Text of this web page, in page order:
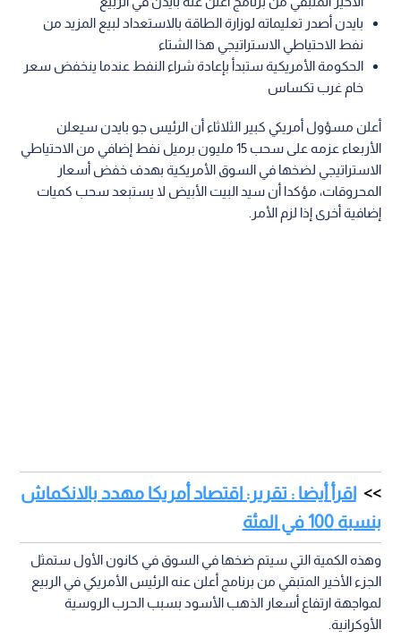
بايدن أصدر تعليماته لوزارة الطاقة بالاستعداد لبيع المزيد من
نفط الاحتياطي الاستراتيجي هذا الشتاء
الحكومة الأمريكية ستبدأ بإعادة شراء النفط عندما ينخفض سعر
خام غرب تكساس
أعلن مسؤول أمريكي كبير الثلاثاء أن الرئيس جو بايدن سيعلن
الأربعاء عزمه على سحب 15 مليون برميل نفط إضافي من الاحتياطي
الاستراتيجي لضخها في السوق الأمريكية بهدف خفض أسعار
المحروقات، مؤكدا أن سيد البيت الأبيض لا يستبعد سحب كميات
إضافية أخرى إذا لزم الأمر.
اقرأ أيضا : تقرير: اقتصاد أمريكا مهدد بالانكماش
بنسبة 100 في المئة
وهذه الكمية التي سيتم ضخها في السوق في كانون الأول ستمثل
الجزء الأخير المتبقي من برنامج أعلن عنه الرئيس الأمريكي في الربيع
لمواجهة ارتفاع أسعار الذهب الأسود بسبب الحرب الروسية
الأوكرانية.